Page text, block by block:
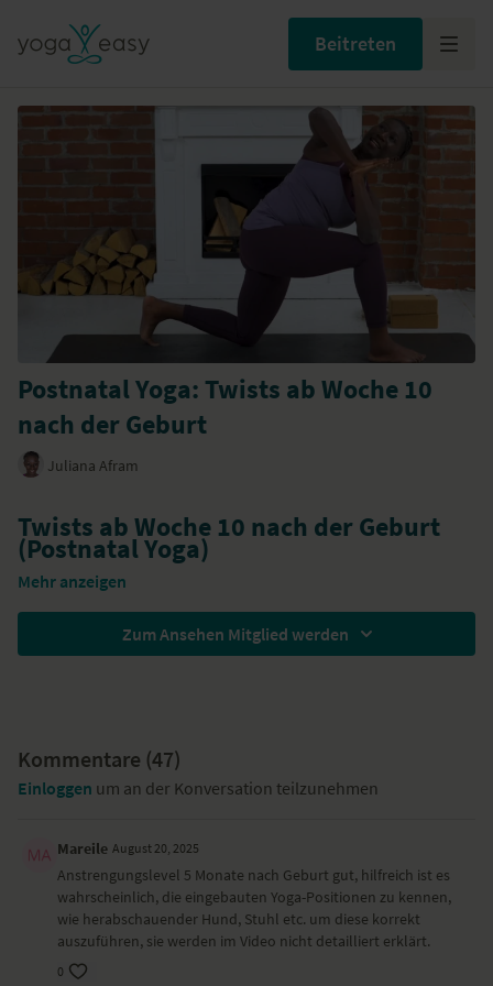
Beitreten
Postnatal Yoga: Twists ab Woche 10
nach der Geburt
Juliana Afram
Twists ab Woche 10 nach der Geburt
(Postnatal Yoga)
Beschreibung des Yoga-Videos
In diesem Yogavideo wirst du mit Twists deine Wirbelsäule
mobilisieren und mehr Beweglichkeit hineinbringen. Diese Flexibiliät
Über die Drehungen löst du Verspannungen im gesamten Körper und
stärkst gleichzeitig deine Bein- und Rumpfmuskulatur.
weil...
du Flexibilität im Innen und im Außen schaffst.
Besondere Yoga-Übungen (Asanas)
stehende Vorbeuge – Uttanasana
Mehr anzeigen
Zum Ansehen Mitglied werden
Kommentare (47)
Einloggen um an der Konversation teilzunehmen
Mareile August 20, 2025
Anstrengungslevel 5 Monate nach Geburt gut, hilfreich ist es
wahrscheinlich, die eingebauten Yoga-Positionen zu kennen,
wie herabschauender Hund, Stuhl etc. um diese korrekt
auszuführen, sie werden im Video nicht detailliert erklärt.
0